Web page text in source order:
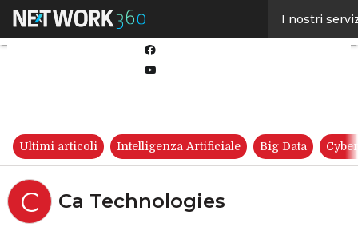
I nostri
Ultimi articoli Intelligenza Artificiale Big Data
C Ca Technologies